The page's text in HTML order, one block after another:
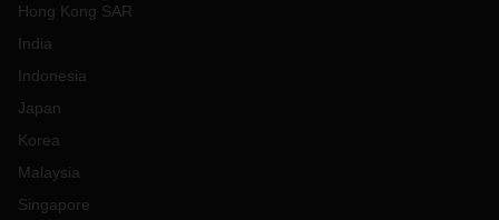
Hong Kong SAR
India
Indonesia
Japan
Korea
Malaysia
Singapore